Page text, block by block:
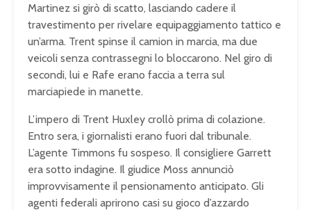
Martinez si girò di scatto, lasciando cadere il
travestimento per rivelare equipaggiamento tattico e
un’arma. Trent spinse il camion in marcia, ma due
veicoli senza contrassegni lo bloccarono. Nel giro di
secondi, lui e Rafe erano faccia a terra sul
marciapiede in manette.
L’impero di Trent Huxley crollò prima di colazione.
Entro sera, i giornalisti erano fuori dal tribunale.
L’agente Timmons fu sospeso. Il consigliere Garrett
era sotto indagine. Il giudice Moss annunciò
improvvisamente il pensionamento anticipato. Gli
agenti federali aprirono casi su gioco d’azzardo